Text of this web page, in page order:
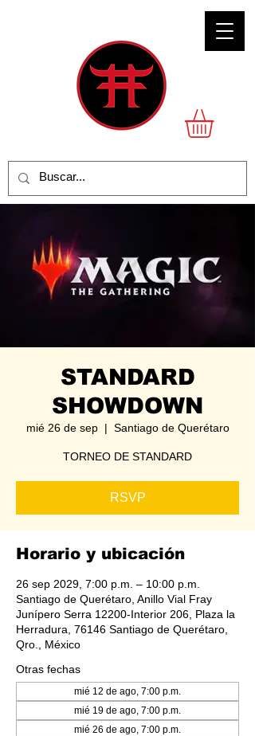
STANDARD
SHOWDOWN
mié 26 de sep
  |
Santiago de Querétaro
TORNEO DE STANDARD
RSVP
Horario y ubicación
26 sep 2029, 7:00 p.m. – 10:00 p.m.
Santiago de Querétaro, Anillo Vial Fray
Junípero Serra 12200-Interior 206, Plaza la
Herradura, 76146 Santiago de Querétaro,
Qro., México
Otras fechas
mié 12 de ago, 7:00 p.m.
mié 19 de ago, 7:00 p.m.
mié 26 de ago, 7:00 p.m.